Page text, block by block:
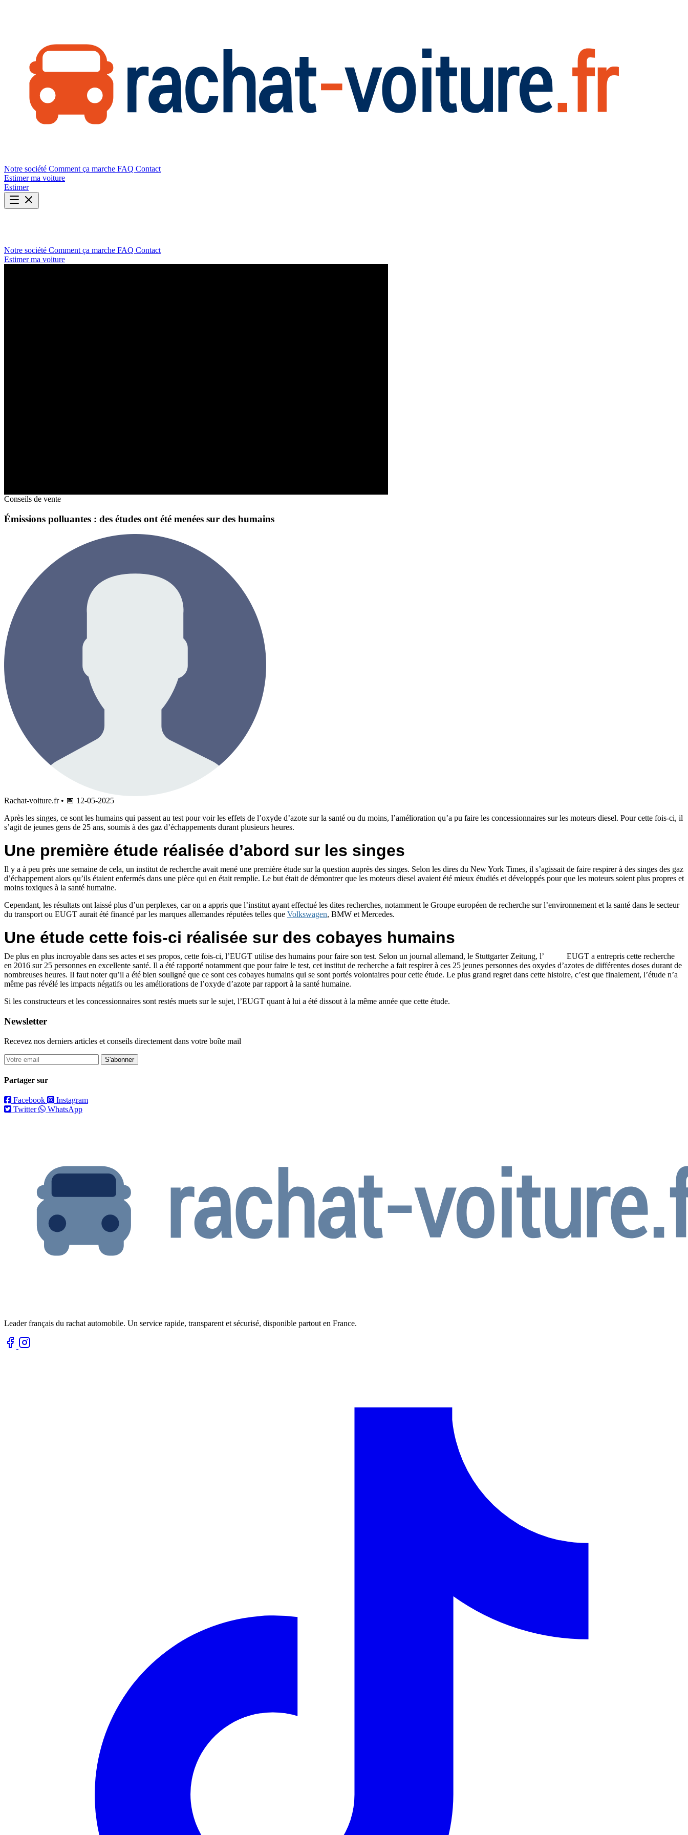
Notre société Comment ça marche FAQ Contact
Estimer ma voiture
Estimer
Notre société Comment ça marche FAQ Contact
Estimer ma voiture
Conseils de vente
Émissions polluantes : des études ont été menées sur des humains
Rachat-voiture.fr • 📅 12-05-2025
Après les singes, ce sont les humains qui passent au test pour voir les effets de l’oxyde d’azote sur la santé ou du moins, l’amélioration qu’a pu faire les concessionnaires sur les moteurs diesel. Pour cette fois-ci, il
s’agit de jeunes gens de 25 ans, soumis à des gaz d’échappements durant plusieurs heures.
Une première étude réalisée d’abord sur les singes
Il y a à peu près une semaine de cela, un institut de recherche avait mené une première étude sur la question auprès des singes. Selon les dires du New York Times, il s’agissait de faire respirer à des singes des gaz
d’échappement alors qu’ils étaient enfermés dans une pièce qui en était remplie. Le but était de démontrer que les moteurs diesel avaient été mieux étudiés et développés pour que les moteurs soient plus propres et
moins toxiques à la santé humaine.
Cependant, les résultats ont laissé plus d’un perplexes, car on a appris que l’institut ayant effectué les dites recherches, notamment le Groupe européen de recherche sur l’environnement et la santé dans le secteur
du transport ou EUGT aurait été financé par les marques allemandes réputées telles que Volkswagen, BMW et Mercedes.
Une étude cette fois-ci réalisée sur des cobayes humains
De plus en plus incroyable dans ses actes et ses propos, cette fois-ci, l’EUGT utilise des humains pour faire son test. Selon un journal allemand, le Stuttgarter Zeitung, l’ EUGT a entrepris cette recherche
en 2016 sur 25 personnes en excellente santé. Il a été rapporté notamment que pour faire le test, cet institut de recherche a fait respirer à ces 25 jeunes personnes des oxydes d’azotes de différentes doses durant de
nombreuses heures. Il faut noter qu’il a été bien souligné que ce sont ces cobayes humains qui se sont portés volontaires pour cette étude. Le plus grand regret dans cette histoire, c’est que finalement, l’étude n’a
même pas révélé les impacts négatifs ou les améliorations de l’oxyde d’azote par rapport à la santé humaine.
Si les constructeurs et les concessionnaires sont restés muets sur le sujet, l’EUGT quant à lui a été dissout à la même année que cette étude.
Newsletter
Recevez nos derniers articles et conseils directement dans votre boîte mail
S'abonner
Partager sur
Facebook
Instagram
Twitter
WhatsApp
Leader français du rachat automobile. Un service rapide, transparent et sécurisé, disponible partout en France.